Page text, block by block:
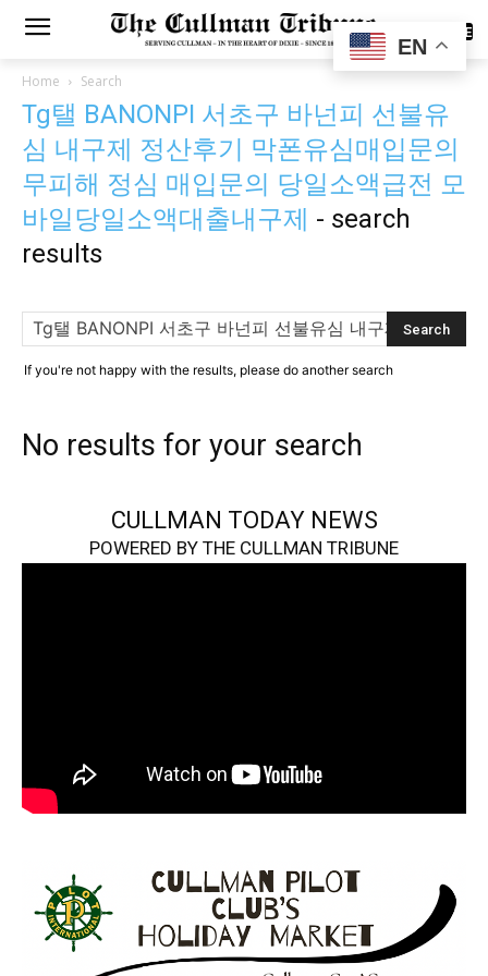
SUBSCRIBE
Home Search
Tg탤 BANONPI 서초구 바넌피 선불유
심 내구제 정산후기 막폰유심매입문의
무피해 정심 매입문의 당일소액급전 모
바일당일소액대출내구제 - search
results
If you're not happy with the results, please do another search
No results for your search
CULLMAN TODAY NEWS
POWERED BY THE CULLMAN TRIBUNE
EN